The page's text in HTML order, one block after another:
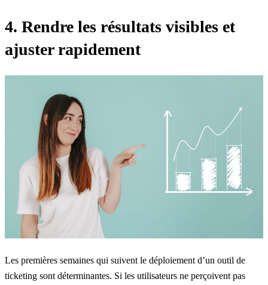
4. Rendre les résultats visibles et
ajuster rapidement
Les premières semaines qui suivent le déploiement d’un outil de
ticketing sont déterminantes. Si les utilisateurs ne perçoivent pas